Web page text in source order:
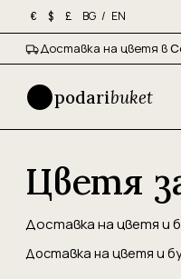
€ $ £ BG / EN
Доставка на цветя в
podaribuket
Цветя
Доставка на цветя и
Доставка на цветя и